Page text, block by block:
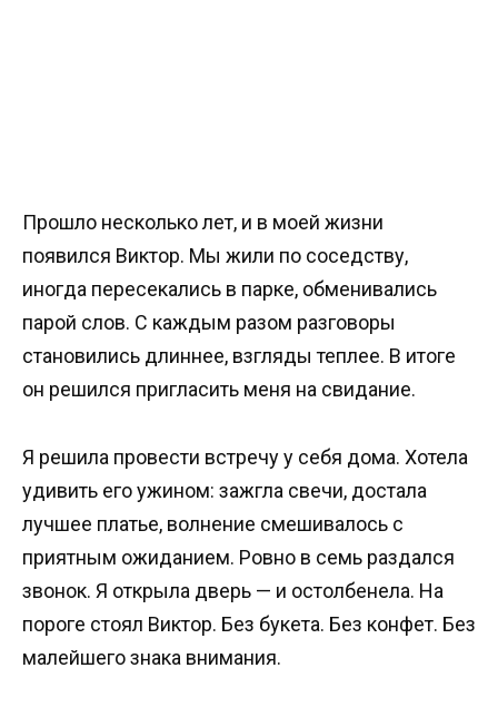
Прошло несколько лет, и в моей жизни
появился Виктор. Мы жили по соседству,
иногда пересекались в парке, обменивались
парой слов. С каждым разом разговоры
становились длиннее, взгляды теплее. В итоге
он решился пригласить меня на свидание.
Я решила провести встречу у себя дома. Хотела
удивить его ужином: зажгла свечи, достала
лучшее платье, волнение смешивалось с
приятным ожиданием. Ровно в семь раздался
звонок. Я открыла дверь — и остолбенела. На
пороге стоял Виктор. Без букета. Без конфет. Без
малейшего знака внимания.